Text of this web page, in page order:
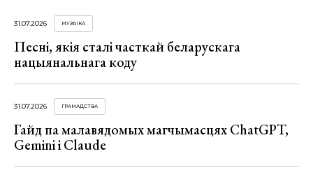
31.07.2026 МУЗЫКА
Песні, якія сталі часткай беларускага
нацыянальнага коду
31.07.2026 ГРАМАДСТВА
Гайд па малавядомых магчымасцях ChatGPT,
Gemini і Claude